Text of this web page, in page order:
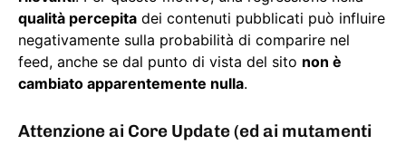
qualità percepita dei contenuti pubblicati può influire
negativamente sulla probabilità di comparire nel
feed, anche se dal punto di vista del sito non è
cambiato apparentemente nulla.
Attenzione ai Core Update (ed ai mutamenti